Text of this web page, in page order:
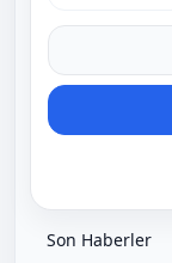
Son Haberler